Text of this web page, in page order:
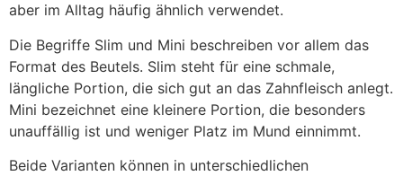
aber im Alltag häufig ähnlich verwendet.
Die Begriffe Slim und Mini beschreiben vor allem das
Format des Beutels. Slim steht für eine schmale,
längliche Portion, die sich gut an das Zahnfleisch anlegt.
Mini bezeichnet eine kleinere Portion, die besonders
unauffällig ist und weniger Platz im Mund einnimmt.
Beide Varianten können in unterschiedlichen